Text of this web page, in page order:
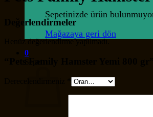
Sepetinizde ürün
Mağazaya geri dön
0
Değerlendirmeler
Henüz değerlendirme yapılmadı.